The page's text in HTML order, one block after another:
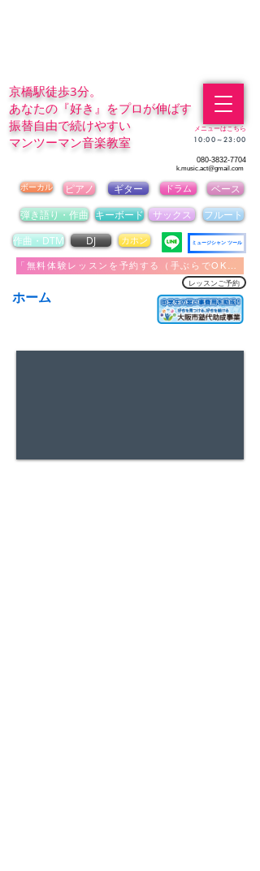
京橋駅徒歩3分。
あなたの『好き』をプロが伸ばす
振替自由で続けやすい
マンツーマン音楽教室
メニューはこちら
​10:00～23:00
080-3832-7704
k.music.act@gmail.com
ボーカル ピアノ ギター ドラム
ベース
弾き語り・作曲
作曲・DTM
キーボード サックス
フルート
DJ
カホン ミュージシャン ツール
ホーム
「無料体験レッスンを予約する（手ぶらでOK）」
レッスンご予約